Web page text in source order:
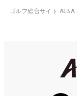
ゴルフ総合サイト ALBA